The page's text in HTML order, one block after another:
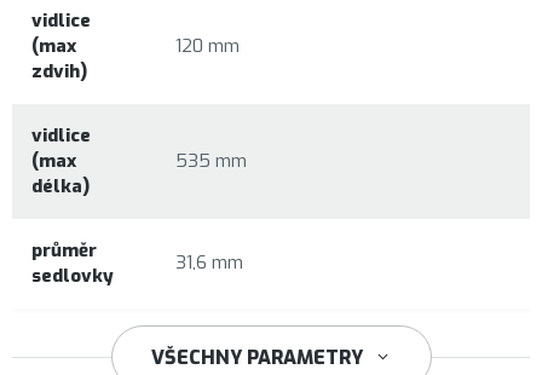
vidlice
(max
zdvih)
120 mm
vidlice
(max
délka)
535 mm
průměr
sedlovky
31,6 mm
34,9 mm
VŠECHNY PARAMETRY